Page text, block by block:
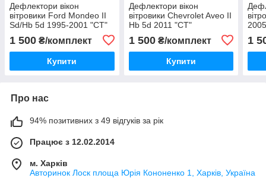
Дефлектори вікон
вітровики Ford Mondeo II
Sd/Hb 5d 1995-2001 "CT"
1 500 ₴/комплект
Купити
Дефлектори вікон
вітровики Chevrolet Aveo II
Hb 5d 2011 "CT"
1 500₴/комплект
Купити
1
Про нас
94% позитивних з 49 відгуків за рік
Працює з 12.02.2014
м. Харків
Авторинок Лоск площа Юрія Кононенко 1, Харків, Україна